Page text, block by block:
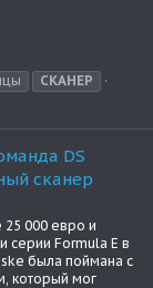
СКАНЕР
DS
сканер
25 000 евро и
серии Formula E в
была поймана с
который мог